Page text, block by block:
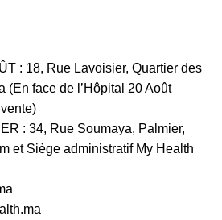
: 18, Rue Lavoisier, Quartier des
(En face de l’Hôpital 20 Août
: 34, Rue Soumaya, Palmier,
et Siège administratif My Health